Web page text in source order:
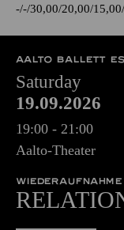
- - 30,00 20,00 15,00
AALTO BALLETT
Saturday
19.09.2026
19:00 - 21:00
Aalto-Theater
WIEDERAUFNAHME